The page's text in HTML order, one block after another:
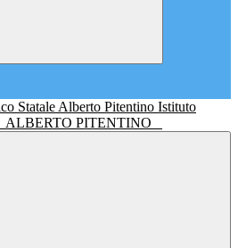
Istituto
ALBERTO PITENTINO